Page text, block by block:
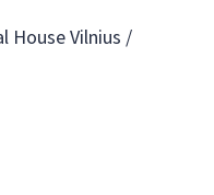
House Vilnius /